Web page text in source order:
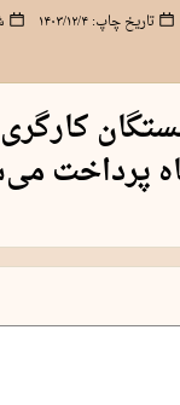
تاریخ چاپ:۱۴۰۳/۱۲/۴
پرداخت